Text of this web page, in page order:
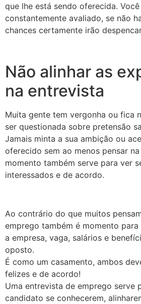
que lhe está sendo oferecida.
constantemente avaliado, se não
chances certamente irão
Não alinhar as
na entrevista
Muita gente tem vergonha ou fica
ser questionada sobre pretensão
Jamais minta a sua ambição ou
oferecido sem ao menos pensar
momento também serve para ver
interessados e de acordo.
Ao contrário do que muitos
emprego também é momento
a empresa, vaga, salários e
oposto.
É como um casamento, ambos
felizes e de acordo!
Uma entrevista de emprego serve
candidato se conhecerem,